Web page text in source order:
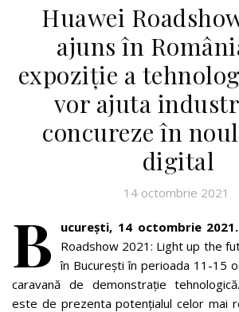
Huawei
ajuns în
expoziție a
vor ajuta
concureze în
digital
14 octombrie 2021
B ucurești, 14 octombrie 2021.
Roadshow 2021: Light up the
în București în perioada 11-15
caravană de demonstrație
este de prezenta potențialul celor mai